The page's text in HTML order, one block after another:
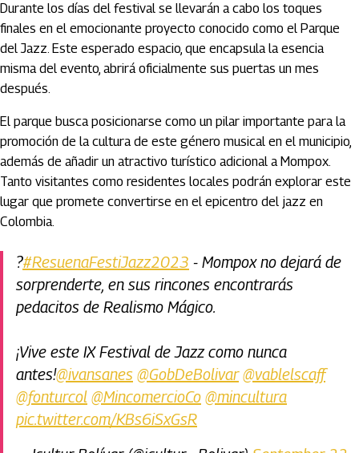
Durante los días del festival se llevarán a cabo los toques
finales en el emocionante proyecto conocido como el Parque
del Jazz. Este esperado espacio, que encapsula la esencia
misma del evento, abrirá oficialmente sus puertas un mes
después.
El parque busca posicionarse como un pilar importante para la
promoción de la cultura de este género musical en el municipio,
además de añadir un atractivo turístico adicional a Mompox.
Tanto visitantes como residentes locales podrán explorar este
lugar que promete convertirse en el epicentro del jazz en
Colombia.
?#ResuenaFestiJazz2023 - Mompox no dejará de
sorprenderte, en sus rincones encontrarás
pedacitos de Realismo Mágico.
¡Vive este IX Festival de Jazz como nunca
antes!@ivansanes @GobDeBolivar @vablelscaff
@fonturcol @MincomercioCo @mincultura
pic.twitter.com/KBs6iSxGsR